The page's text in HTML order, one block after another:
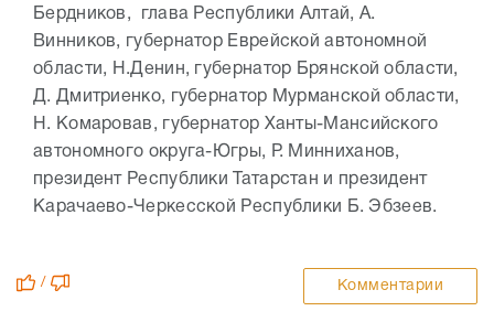
Бердников, глава Республики Алтай, А.
Винников, губернатор Еврейской автономной
области, Н.Денин, губернатор Брянской области,
Д. Дмитриенко, губернатор Мурманской области,
Н. Комаровав, губернатор Ханты-Мансийского
автономного округа-Югры, Р. Минниханов,
президент Республики Татарстан и президент
Карачаево-Черкесской Республики Б. Эбзеев.
/ Комментарии